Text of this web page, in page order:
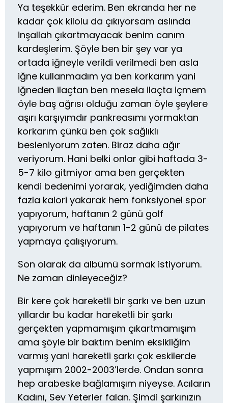
Ya teşekkür ederim. Ben ekranda her ne
kadar çok kilolu da çıkıyorsam aslında
inşallah çıkartmayacak benim canım
kardeşlerim. Şöyle ben bir şey var ya
ortada iğneyle verildi verilmedi ben asla
iğne kullanmadım ya ben korkarım yani
iğneden ilaçtan ben mesela ilaçta içmem
öyle baş ağrısı olduğu zaman öyle şeylere
aşırı karşıyımdır pankreasımı yormaktan
korkarım çünkü ben çok sağlıklı
besleniyorum zaten. Biraz daha ağır
veriyorum. Hani belki onlar gibi haftada 3-
5-7 kilo gitmiyor ama ben gerçekten
kendi bedenimi yorarak, yediğimden daha
fazla kalori yakarak hem fonksiyonel spor
yapıyorum, haftanın 2 günü golf
yapıyorum ve haftanın 1-2 günü de pilates
yapmaya çalışıyorum.
Son olarak da albümü sormak istiyorum.
Ne zaman dinleyeceğiz?
Bir kere çok hareketli bir şarkı ve ben uzun
yıllardır bu kadar hareketli bir şarkı
gerçekten yapmamışım çıkartmamışım
ama şöyle bir baktım benim eksikliğim
varmış yani hareketli şarkı çok eskilerde
yapmışım 2002-2003’lerde. Ondan sonra
hep arabeske bağlamışım niyeyse. Acıların
Kadını, Sev Yeterler falan. Şimdi şarkınızın